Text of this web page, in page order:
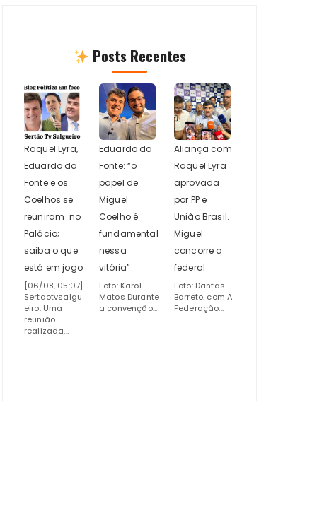
Posts Recentes
Raquel Lyra,
Eduardo da
Fonte e os
Coelhos se
reuniram no
Palácio;
saiba o que
está em jogo
[06/08, 05:07]
Sertaotvsalgu
eiro: Uma
reunião
realizada...
Eduardo da
Fonte: “o
papel de
Miguel
Coelho é
fundamental
nessa
vitória”
Foto: Karol
Matos Durante
a convenção...
Aliança com
Raquel Lyra
aprovada
por PP e
União Brasil.
Miguel
concorre a
federal
Foto: Dantas
Barreto. com A
Federação...